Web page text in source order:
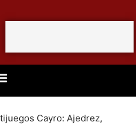
Cayro: Ajedrez,